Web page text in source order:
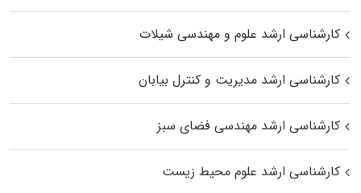
کارشناسی ارشد علوم و مهندسی شیلات
کارشناسی ارشد مدیریت و کنترل بیابان
کارشناسی ارشد مهندسی فضای سبز
کارشناسی ارشد علوم محیط‌ زیست